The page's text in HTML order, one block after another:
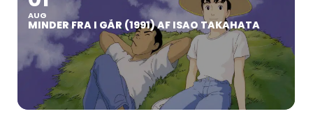
AUG
MINDER FRA I GÅR (1991) AF ISAO TAKAHATA